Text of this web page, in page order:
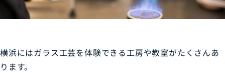
横浜にはガラス工芸を体験できる工房や教室がたくさんあ
ります。